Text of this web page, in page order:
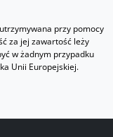
przy pomocy
za jej zawartość leży
w żadnym przypadku
Unii Europejskiej.